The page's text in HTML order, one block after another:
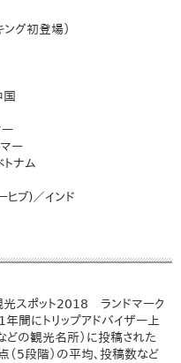
グ初登場）
ー
ナム
ブ)／インド
光スポット2018 ランドマーク
間にトリップアドバイザー上
どの観光名所）に投稿された
5段階）の平均、投稿数など